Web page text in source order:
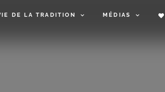
DE LA TRADITION MÉDIAS